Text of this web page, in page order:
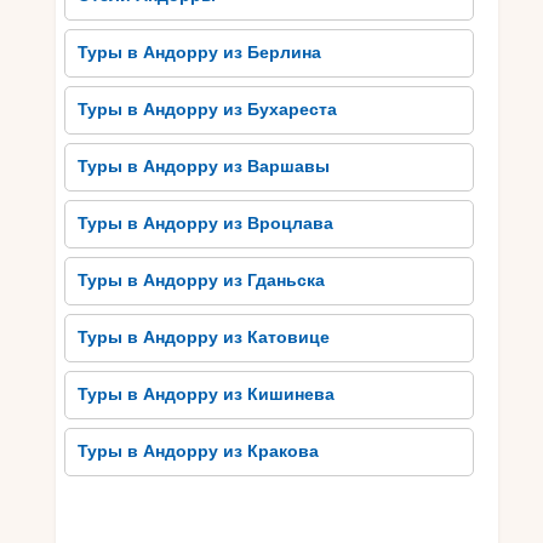
после долгого дня на горах. Также доступны
отели разного класса, апартаменты и коттеджи
для проживания.
Независимо от вашего уровня подготовки и
предпочтений, Грандвалира обязательно
удовлетворит вашу потребность в
приключениях на снегу. Этот курорт является
настоящей меккой для любителей
горнолыжного спорта и обеспечит
неизгладимое впечатление для всех его
посетителей.
Валлнорд – Андорра:
развлечения и отдых на все
вкусы
Туры в Андорру из Берлина
Туры в Андорру из Бухареста
Туры в Андорру из Варшавы
Туры в Андорру из Вроцлава
Туры в Андорру из Гданьска
Туры в Андорру из Катовице
Туры в Андорру из Кишинева
Туры в Андорру из Кракова